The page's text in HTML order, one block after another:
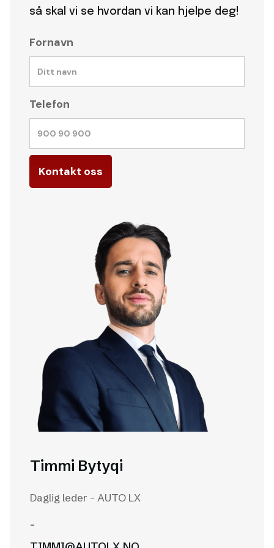
så skal vi se hvordan vi kan hjelpe deg!
Fornavn
Telefon
Timmi Bytyqi
Daglig leder - AUTO LX
-